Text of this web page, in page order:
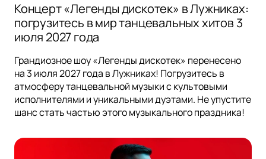
Концерт «Легенды дискотек» в Лужниках:
погрузитесь в мир танцевальных хитов 3
июля 2027 года
Грандиозное шоу «Легенды дискотек» перенесено
на 3 июля 2027 года в Лужниках! Погрузитесь в
атмосферу танцевальной музыки с культовыми
исполнителями и уникальными дуэтами. Не упустите
шанс стать частью этого музыкального праздника!